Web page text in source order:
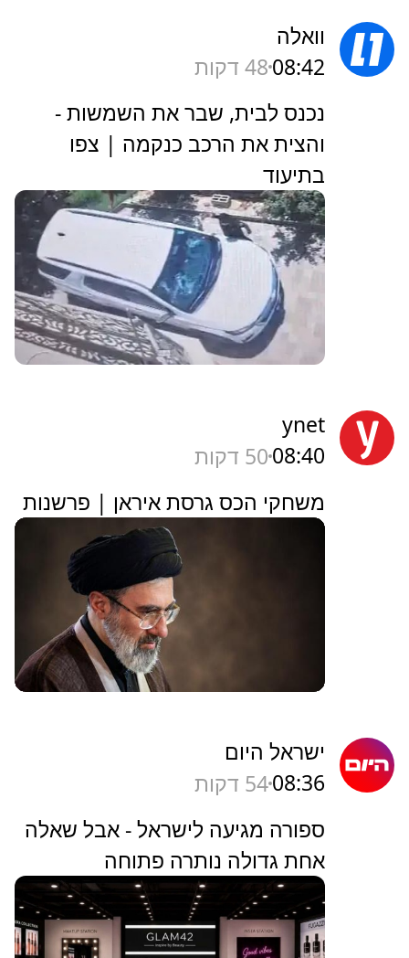
וואלה
08:4248 דקות
נכנס לבית, שבר את השמשות -
והצית את הרכב כנקמה | צפו
בתיעוד
ynet
08:4050 דקות
משחקי הכס גרסת איראן | פרשנות
ישראל היום
08:3654 דקות
ספורה מגיעה לישראל - אבל שאלה
אחת גדולה נותרה פתוחה